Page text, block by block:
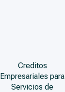
Creditos
Empresariales para
Servicios de